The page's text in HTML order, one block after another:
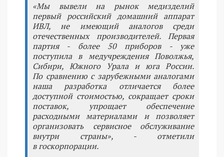
«Мы вывели на рынок медизделий
первый российский домашний аппарат
ИВЛ, не имеющий аналогов среди
отечественных производителей. Первая
партия - более 50 приборов - уже
поступила в медучреждения Поволжья,
Сибири, Южного Урала и юга России.
По сравнению с зарубежными аналогами
наша разработка отличается более
доступной стоимостью, сокращает сроки
поставок, упрощает обеспечение
расходными материалами и позволяет
организовать сервисное обслуживание
внутри страны», - отметили
в госкорпорации.